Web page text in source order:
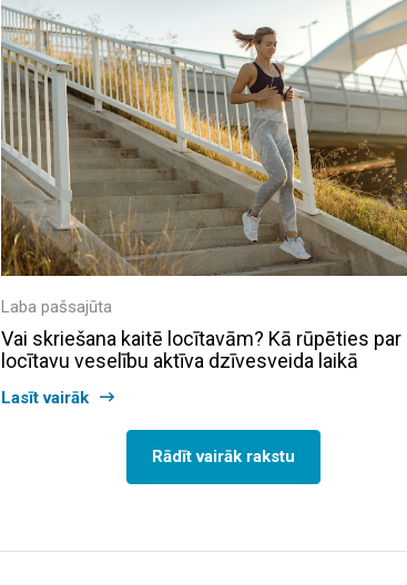
Laba pašsajūta
Vai skriešana kaitē locītavām? Kā rūpēties par
locītavu veselību aktīva dzīvesveida laikā
Lasīt vairāk
Rādīt vairāk rakstu